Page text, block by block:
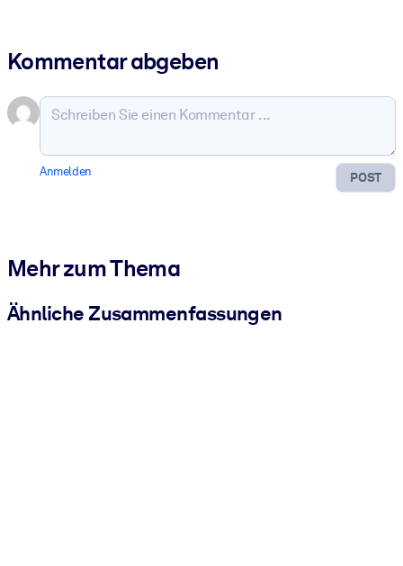
Kommentar abgeben
POST
Anmelden
Mehr zum Thema
Ähnliche Zusammenfassungen